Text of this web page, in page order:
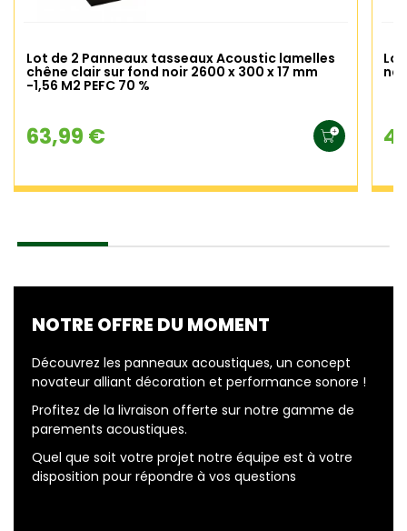
Lot de 2 Panneaux tasseaux Acoustic lamelles
chêne clair sur fond noir 2600 x 300 x 17 mm
-1,56 M2 PEFC 70 %
63,99 €
NOTRE OFFRE DU MOMENT
Découvrez les panneaux acoustiques, un concept
novateur alliant décoration et performance sonore !
Profitez de la livraison offerte sur notre gamme de
parements acoustiques.
Quel que soit votre projet notre équipe est à votre
disposition pour répondre à vos questions